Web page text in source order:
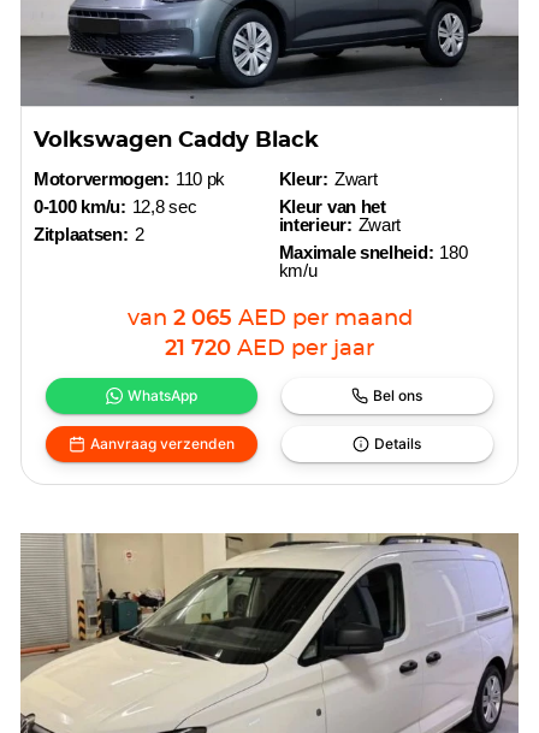
Volkswagen Caddy Black
Motorvermogen: 110 pk
0-100 km/u: 12,8 sec
Zitplaatsen: 2
Kleur: Zwart
Kleur van het
interieur: Zwart
Maximale snelheid: 180
km/u
van 2 065 AED per maand
21 720 AED per jaar
WhatsApp Bel ons
Aanvraag verzenden Details